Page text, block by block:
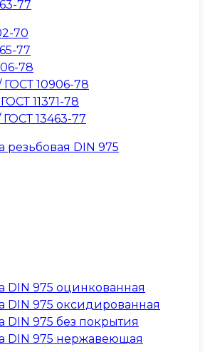
77
70
77
78
ГОСТ 10906-78
11371-78
ГОСТ 13463-77
DIN 975
DIN 975 оцинкованная
DIN 975 оксидированная
DIN 975 без покрытия
DIN 975 нержавеющая